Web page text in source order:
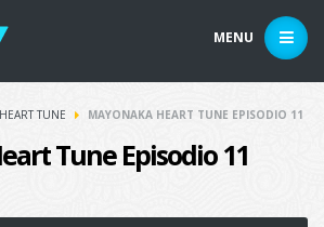
MENU
TUNE MAYONAKA HEART TUNE EPISODIO 11
Tune Episodio 11